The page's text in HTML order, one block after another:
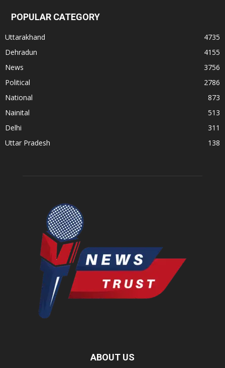
POPULAR CATEGORY
Uttarakhand
4735
Dehradun
4155
News
3756
Political
2786
National
873
Nainital
513
Delhi
311
Uttar Pradesh
138
ABOUT US